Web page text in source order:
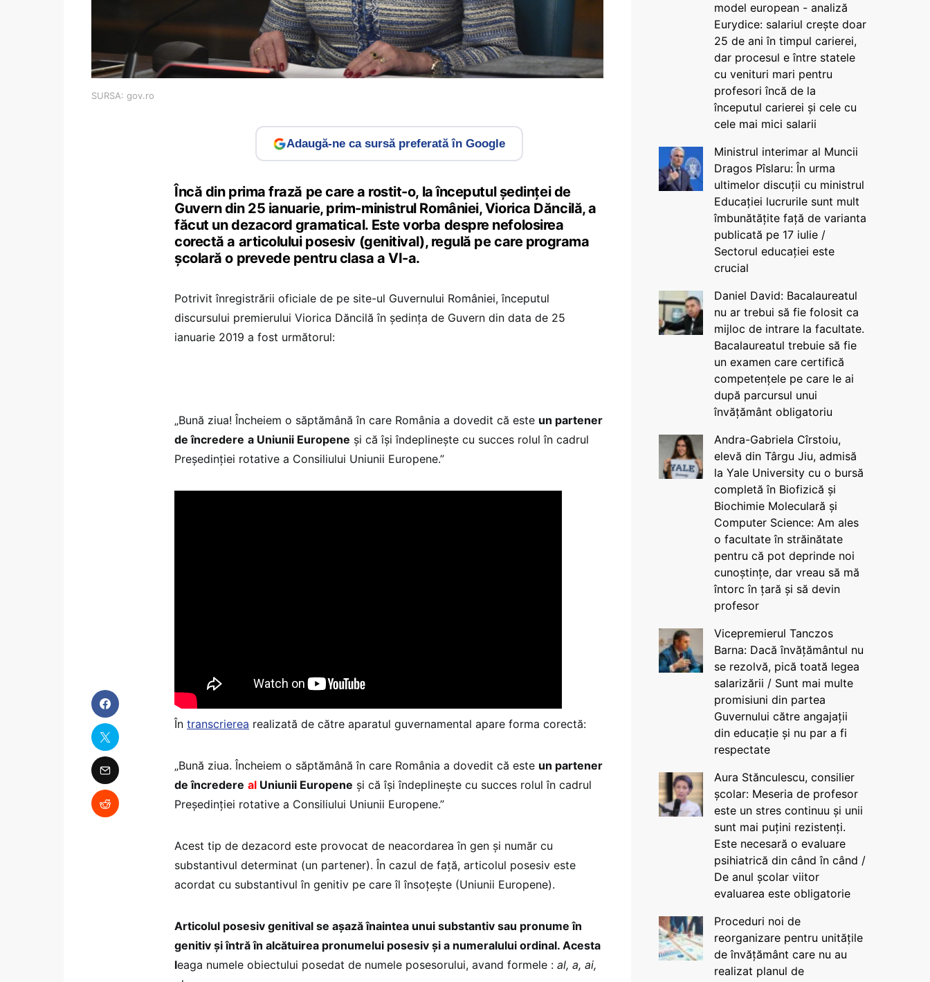
SURSA: gov.ro
Adaugă-ne ca sursă preferată în Google
Încă din prima frază pe care a rostit-o, la începutul şedinţei de
Guvern din 25 ianuarie, prim-ministrul României, Viorica Dăncilă, a
făcut un dezacord gramatical. Este vorba despre nefolosirea
corectă a articolului posesiv (genitival), regulă pe care programa
şcolară o prevede pentru clasa a VI-a.
Potrivit înregistrării oficiale de pe site-ul Guvernului României, începutul
discursului premierului Viorica Dăncilă în şedinţa de Guvern din data de 25
ianuarie 2019 a fost următorul:
„Bună ziua! Încheiem o săptămână în care România a dovedit că este un partener
de încredere a Uniunii Europene și că își îndeplinește cu succes rolul în cadrul
Președinției rotative a Consiliului Uniunii Europene.”
În transcrierea realizată de către aparatul guvernamental apare forma corectă:
„Bună ziua. Încheiem o săptămână în care România a dovedit că este un partener
de încredere al Uniunii Europene și că își îndeplinește cu succes rolul în cadrul
Președinției rotative a Consiliului Uniunii Europene.”
Acest tip de dezacord este provocat de neacordarea în gen și număr cu
substantivul determinat (un partener). În cazul de faţă, articolul posesiv este
acordat cu substantivul în genitiv pe care îl însoțește (Uniunii Europene).
Articolul posesiv genitival se aşază înaintea unui substantiv sau pronume în
genitiv şi întră în alcătuirea pronumelui posesiv şi a numeralului ordinal. Acesta
leaga numele obiectului posedat de numele posesorului, avand formele : al, a, ai,
model european - analiză
Eurydice: salariul crește doar
25 de ani în timpul carierei,
dar procesul e între statele
cu venituri mari pentru
profesori încă de la
începutul carierei și cele cu
cele mai mici salarii
Ministrul interimar al Muncii
Dragos Pîslaru: În urma
ultimelor discuții cu ministrul
Educației lucrurile sunt mult
îmbunătățite față de varianta
publicată pe 17 iulie /
Sectorul educației este
crucial
Daniel David: Bacalaureatul
nu ar trebui să fie folosit ca
mijloc de intrare la facultate.
Bacalaureatul trebuie să fie
un examen care certifică
competențele pe care le ai
după parcursul unui
învățământ obligatoriu
Andra-Gabriela Cîrstoiu,
elevă din Târgu Jiu, admisă
la Yale University cu o bursă
completă în Biofizică și
Biochimie Moleculară și
Computer Science: Am ales
o facultate în străinătate
pentru că pot deprinde noi
cunoștințe, dar vreau să mă
întorc în țară și să devin
profesor
Vicepremierul Tanczos
Barna: Dacă învățământul nu
se rezolvă, pică toată legea
salarizării / Sunt mai multe
promisiuni din partea
Guvernului către angajații
din educație și nu par a fi
respectate
Aura Stănculescu, consilier
școlar: Meseria de profesor
este un stres continuu și unii
sunt mai puțini rezistenți.
Este necesară o evaluare
psihiatrică din când în când /
De anul școlar viitor
evaluarea este obligatorie
Proceduri noi de
reorganizare pentru unitățile
de învățământ care nu au
realizat planul de